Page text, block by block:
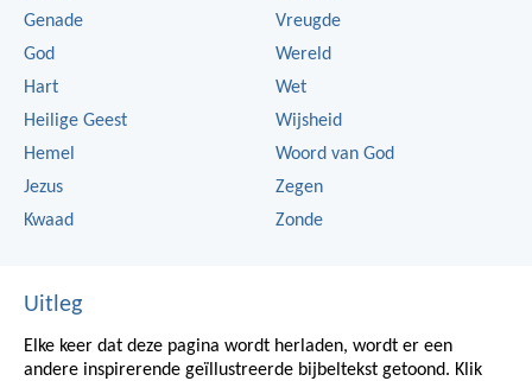
Genade
God
Hart
Heilige Geest
Hemel
Jezus
Kwaad
Vreugde
Wereld
Wet
Wijsheid
Woord van God
Zegen
Zonde
Uitleg
Elke keer dat deze pagina wordt herladen, wordt er een
andere inspirerende geïllustreerde bijbeltekst getoond. Klik